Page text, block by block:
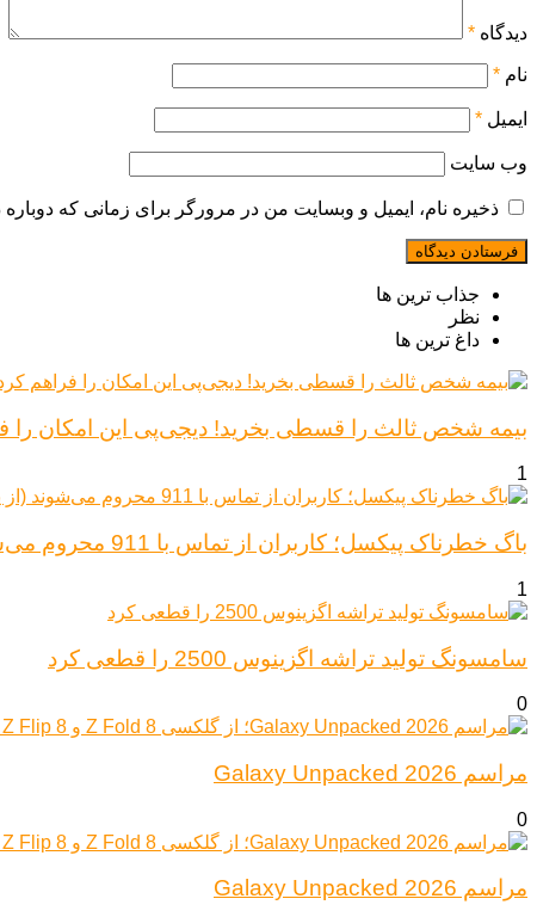
دیدگاه *
نام *
ایمیل *
وب‌ سایت
ذخیره نام، ایمیل و وبسایت من در مرورگر برای زمانی که
جذاب ترین ها
نظر
داغ ترین ها
بیمه شخص ثالث را قسطی بخرید! دیجی‌پی این امکان را
1
باگ خطرناک پیکسل؛ کاربران از تماس با 911 محروم می‌شوند (از پیکسل ۶ تا ۱۰)
1
سامسونگ تولید تراشه اگزینوس 2500 را قطعی کرد
0
مراسم Galaxy Unpacked 2026
0
مراسم Galaxy Unpacked 2026